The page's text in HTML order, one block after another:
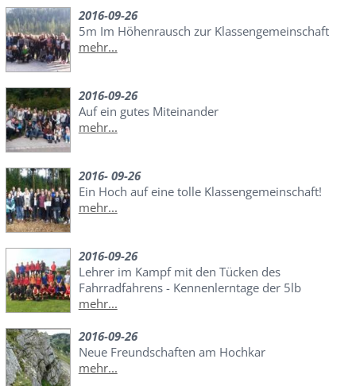
2016-09-26
5m Im Höhenrausch zur Klassengemeinschaft
mehr...
2016-09-26
Auf ein gutes Miteinander
mehr...
2016- 09-26
Ein Hoch auf eine tolle Klassengemeinschaft!
mehr...
2016-09-26
Lehrer im Kampf mit den Tücken des
Fahrradfahrens - Kennenlerntage der 5lb
mehr...
2016-09-26
Neue Freundschaften am Hochkar
mehr...